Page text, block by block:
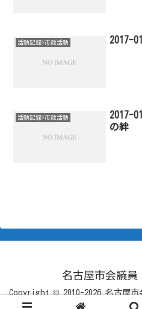
活動記録>市政活動 2017-
活動記録>市政活動
2017-
の絆
名古屋市会議員
Copyright © 2010-2026 名古屋